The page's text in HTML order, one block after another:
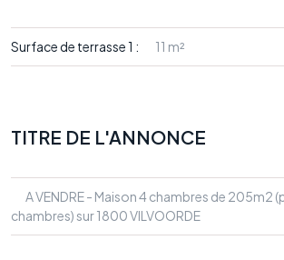
Surface de terrasse 1 : 11 m²
TITRE DE L'ANNONCE
A VENDRE - Maison 4 chambres de 205m2
chambres) sur 1800 VILVOORDE